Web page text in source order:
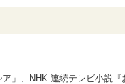
」、NHK 連続テレビ小説『